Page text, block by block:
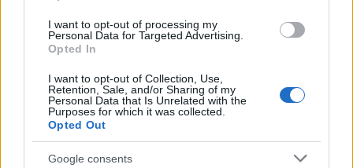
I want to opt-out of processing my
Personal Data for Targeted Advertising.
Opted In
I want to opt-out of Collection, Use,
Retention, Sale, and/or Sharing of my
Personal Data that Is Unrelated with the
Purposes for which it was collected.
Opted Out
Google consents
honnan származik a két pénzszállítóban lefoglalt
ukrán vagyon, mi a célállomása, rendeltetésének
módosították. MostMagyar Péter azt kéri a még
regnáló kormánytól, hogy az ismert, de esetleg a
bűncselekmény gyanúját felvető tranzakciók
felfüggesztésére nyitva álló határidőt hosszabbítsa
meg kilencven napra.